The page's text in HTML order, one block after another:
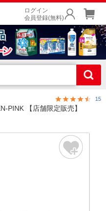
ログイン
会員登録(無料)
15
PINK 【店舗限定販売】